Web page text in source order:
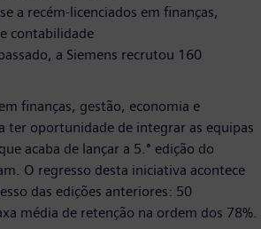
a recém-licenciados em finanças,
contabilidade
a Siemens recrutou 160
finanças, gestão, economia e
ter oportunidade de integrar as equipas
acaba de lançar a 5.ª edição do
O regresso desta iniciativa acontece
das edições anteriores: 50
média de retenção na ordem dos 78%.